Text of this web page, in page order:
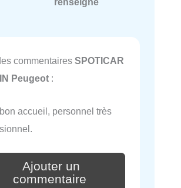
commentaires SPOTICAR
Peugeot :
accueil, personnel très
Ajouter un
commentaire